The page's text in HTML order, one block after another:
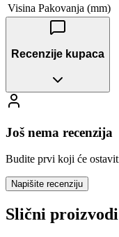
Visina Pakovanja (mm)
Recenzije kupaca
Još nema recenzija
Budite prvi koji će
Napišite recenziju
Slični proizvodi